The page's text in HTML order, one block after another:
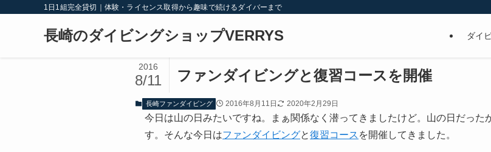
1日1組完全貸切｜体験・ライセンス取得から趣味で続けるダイバーまで
長崎のダイビングショップVERRYS ダイ
ファンダイビングと復習コースを開催
2016
8/11
長崎ファンダイビング 2016年8月11日 2020年2月29日
今日は山の日みたいですね。まぁ関係なく潜ってきましたけど。山の日だった
す。そんな今日はファンダイビングと復習コース を開催してきました。